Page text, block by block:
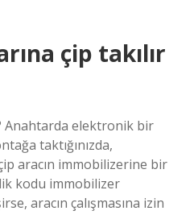
çip takılır
Anahtarda elektronik bir
taktığınızda,
aracın immobilizerine bir
kodu immobilizer
aracın çalışmasına izin